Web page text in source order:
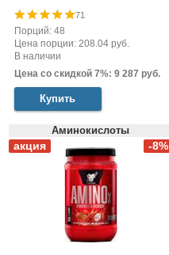
71
Порций: 48
Цена порции: 208.04 руб.
В наличии
Цена со скидкой 7%: 9 287 руб.
Купить
Аминокислоты